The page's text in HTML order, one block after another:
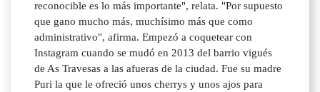
reconocible es lo más importante", relata. "Por supuesto
que gano mucho más, muchísimo más que como
administrativo", afirma. Empezó a coquetear con
Instagram cuando se mudó en 2013 del barrio vigués
de As Travesas a las afueras de la ciudad. Fue su madre
Puri la que le ofreció unos cherrys y unos ajos para